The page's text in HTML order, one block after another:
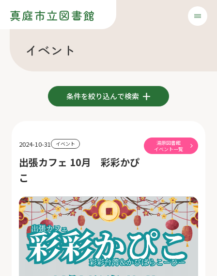
真庭市立図書館
イベント
条件を絞り込んで検索
2024-10-31 イベント
出張カフェ 10月 彩彩かぴ
こ
湯原図書館
イベント一覧